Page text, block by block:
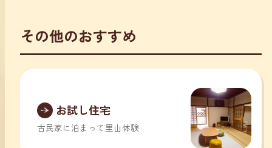
その他のおすすめ
お試し住宅
古民家に泊まって里山体験